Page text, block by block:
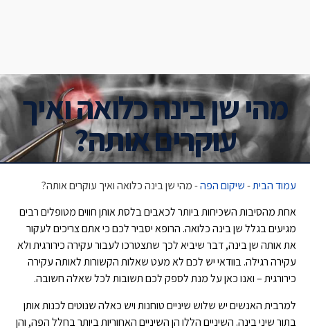
מהי שן בינה כלואה ואיך
עוקרים אותה?
עמוד הבית-שיקום הפה-מהי שן בינה כלואה ואיך עוקרים אותה?
אחת מהסיבות השכיחות ביותר לכאבים בלסת אותן חווים מטופלים רבים
מגיעים בגלל שן בינה כלואה. הרופא יסביר לכם כי אתם צריכים לעקור
את אותה שן בינה, דבר שיביא לכך שתצטרכו לעבור עקירה כירורגית ולא
עקירה רגילה. בוודאי יש לכם לא מעט שאלות הקשורות לאותה עקירה
כירורגית – ואנו כאן על מנת לספק לכם תשובות לכל שאלה חשובה.
למרבית האנשים יש שלוש שיניים טוחנות ויש כאלה שנוטים לכנות אותן
בתור שיני בינה. השיניים הללו הן השיניים האחוריות ביותר בחלל הפה, והן